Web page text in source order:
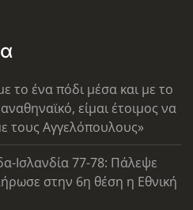
το ένα πόδι μέσα και με το
είμαι έτοιμος να
τους Αγγελόπουλους»
Ισλανδία 77-78: Πάλεψε
στην 6η θέση η Εθνική